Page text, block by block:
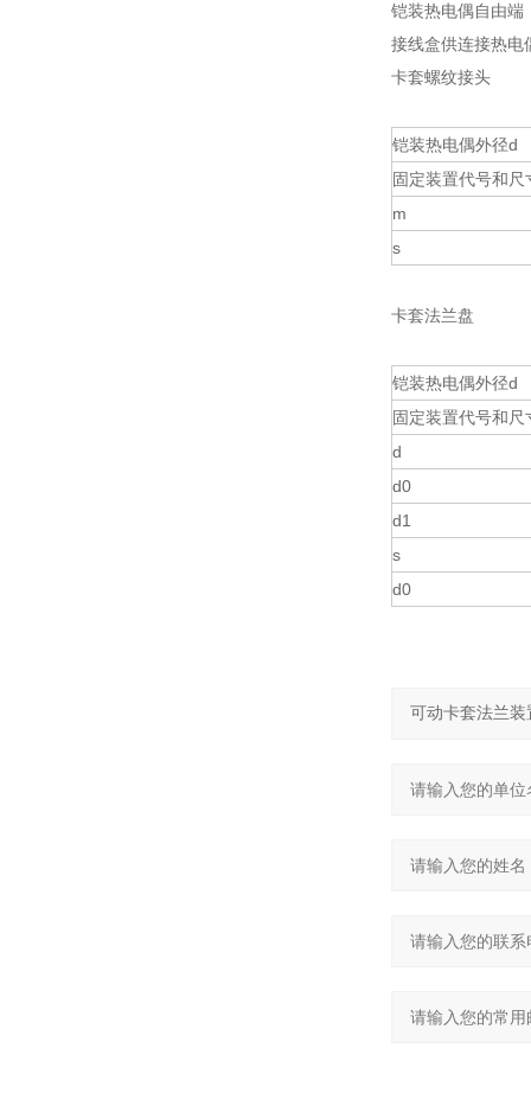
铠装热电偶自由端
接线盒供连接热电
卡套螺纹接头
铠装热电偶外径d
固定装置代号和尺
m
s
卡套法兰盘
铠装热电偶外径d
固定装置代号和尺
d
d0
d1
s
d0